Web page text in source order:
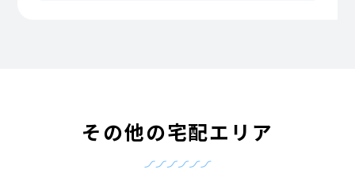
その他の宅配エリア